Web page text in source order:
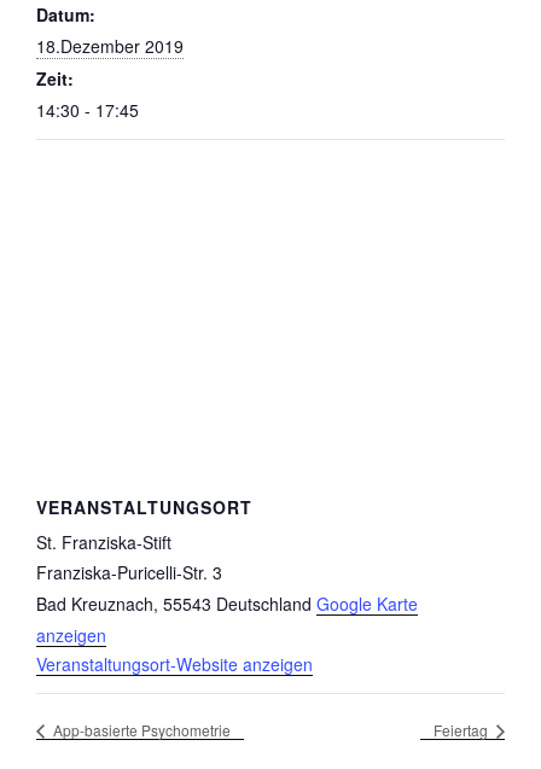
Datum:
18.Dezember 2019
Zeit:
14:30 - 17:45
VERANSTALTUNGSORT
St. Franziska-Stift
Franziska-Puricelli-Str. 3
Bad Kreuznach, 55543 Deutschland Google Karte
anzeigen
Veranstaltungsort-Website anzeigen
App-basierte Psychometrie Feiertag